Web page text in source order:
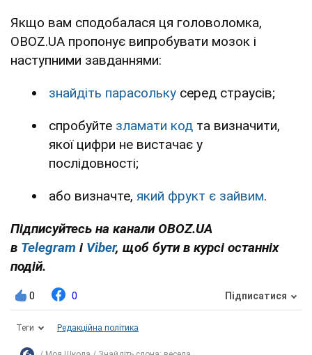
Якщо вам сподобалася ця головоломка,
OBOZ.UA пропонує випробувати мозок і
наступними завданнями:
знайдіть парасольку серед страусів;
спробуйте зламати код та визначити,
якої цифри не вистачає у
послідовності;
або визначте, який фрукт є зайвим.
Підписуйтесь на канали OBOZ.UA
в Telegram і Viber, щоб бути в курсі останніх
подій.
0 0 Підписатися
Теги Редакційна політика